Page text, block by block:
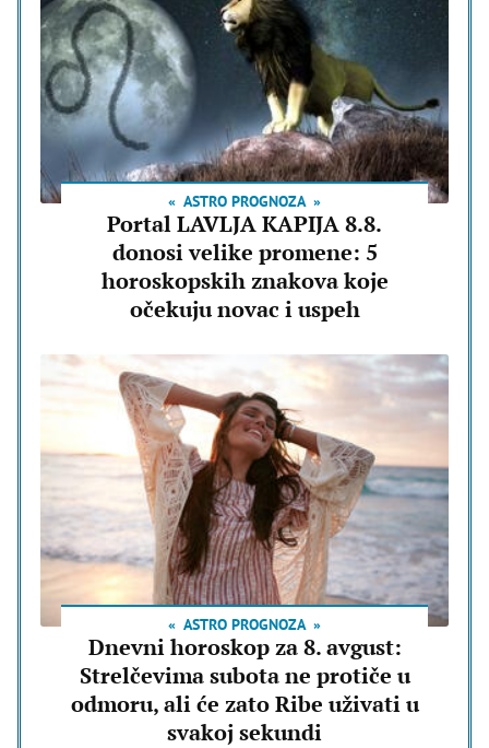
ASTRO PROGNOZA
Portal LAVLJA KAPIJA 8.8.
donosi velike promene: 5
horoskopskih znakova koje
očekuju novac i uspeh
ASTRO PROGNOZA
Dnevni horoskop za 8. avgust:
Strelčevima subota ne protiče u
odmoru, ali će zato Ribe uživati u
svakoj sekundi